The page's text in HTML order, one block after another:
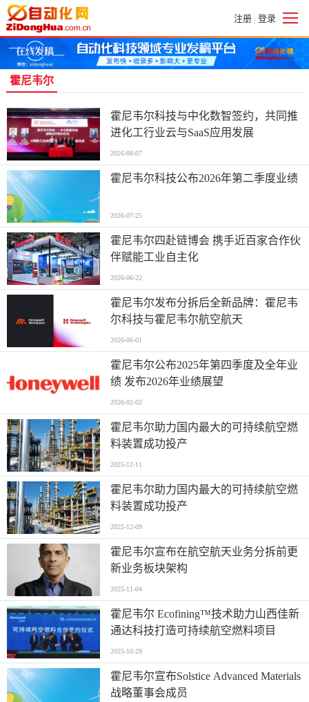
注册 | 登录
霍尼韦尔
霍尼韦尔科技与中化数智签约，共同推
进化工行业云与SaaS应用发展
2026-08-07
霍尼韦尔科技公布2026年第二季度业绩
2026-07-25
霍尼韦尔四赴链博会 携手近百家合作伙
伴赋能工业自主化
2026-06-22
霍尼韦尔发布分拆后全新品牌：霍尼韦
尔科技与霍尼韦尔航空航天
2026-06-01
霍尼韦尔公布2025年第四季度及全年业
绩 发布2026年业绩展望
2026-02-02
霍尼韦尔助力国内最大的可持续航空燃
料装置成功投产
2025-12-11
霍尼韦尔助力国内最大的可持续航空燃
料装置成功投产
2025-12-09
霍尼韦尔宣布在航空航天业务分拆前更
新业务板块架构
2025-11-04
霍尼韦尔 Ecofining™技术助力山西佳新
通达科技打造可持续航空燃料项目
2025-10-29
霍尼韦尔宣布Solstice Advanced Materials
战略董事会成员